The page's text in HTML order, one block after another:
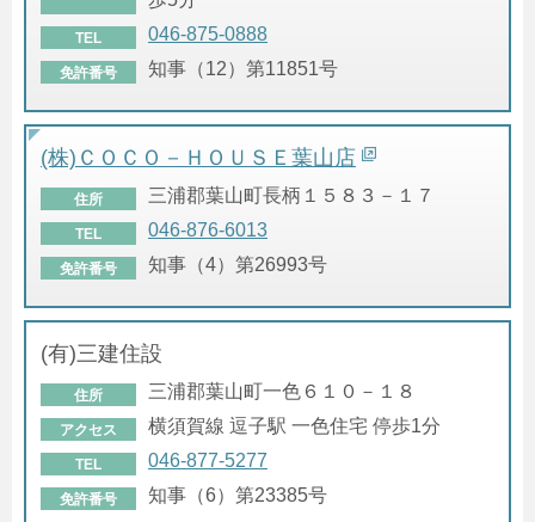
TEL 046-875-0888
免許番号 知事（12）第11851号
(株)ＣＯＣＯ－ＨＯＵＳＥ葉山店
住所 三浦郡葉山町長柄１５８３－１７
TEL 046-876-6013
免許番号 知事（4）第26993号
(有)三建住設
住所 三浦郡葉山町一色６１０－１８
アクセス 横須賀線 逗子駅 一色住宅 停歩1分
TEL 046-877-5277
免許番号 知事（6）第23385号